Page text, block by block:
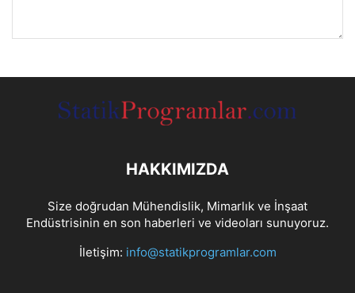
HAKKIMIZDA
Size doğrudan Mühendislik, Mimarlık ve İnşaat
Endüstrisinin en son haberleri ve videoları sunuyoruz.
İletişim: info@statikprogramlar.com